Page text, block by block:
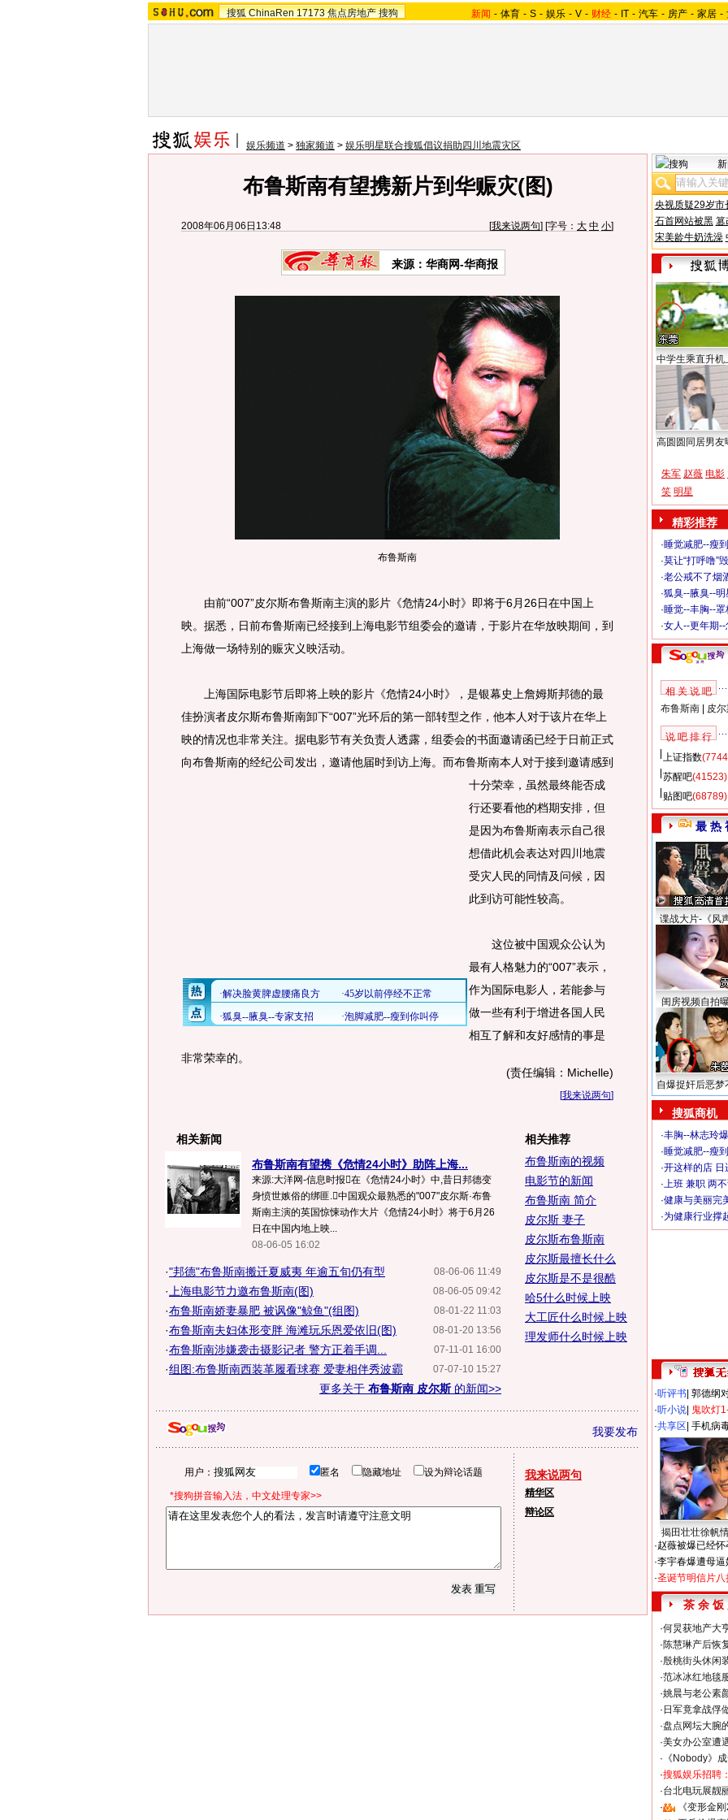
搜狐 ChinaRen 17173 焦点房地产 搜狗 新闻 - 体育 - S - 娱乐 - V - 财经 - IT - 汽车 - 房产 - 家居 -
娱乐频道 > 独家频道 > 娱乐明星联合搜狐倡议捐助四川地震灾区
布鲁斯南有望携新片到华赈灾(图)
2008年06月06日13:48 [我来说两句] [字号： 大 中 小]
来源：华商网-华商报
布鲁斯南
由前“007”皮尔斯布鲁斯南主演的影片《危情24小时》即将于6月26日在中国上
映。据悉，日前布鲁斯南已经接到上海电影节组委会的邀请，于影片在华放映期间，到
上海做一场特别的赈灾义映活动。
上海国际电影节后即将上映的影片《危情24小时》，是银幕史上詹姆斯邦德的最
佳扮演者皮尔斯布鲁斯南卸下“007”光环后的第一部转型之作，他本人对于该片在华上
映的情况也非常关注。据电影节有关负责人透露，组委会的书面邀请函已经于日前正式
向布鲁斯南的经纪公司发出，邀请他届时到访上海。 而布鲁斯南本人对于接到邀请感到
十分荣幸，虽然最终能否成
行还要看他的档期安排，但
是因为布鲁斯南表示自己很
想借此机会表达对四川地震
受灾人民的同情及问候，因
此到访可能性较高。
这位被中国观众公认为
最有人格魅力的“007”表示，
作为国际电影人，若能参与
做一些有利于增进各国人民
相互了解和友好感情的事是
非常荣幸的。
(责任编辑：Michelle)
[我来说两句]
相关新闻
布鲁斯南有望携《危情24小时》助阵上海...
来源:大洋网-信息时报在《危情24小时》中,昔日邦德变
身愤世嫉俗的绑匪.中国观众最熟悉的"007"皮尔斯·布鲁
斯南主演的英国惊悚动作大片《危情24小时》将于6月26
日在中国内地上映...
08-06-05 16:02
08-06-06 11:49
·"邦德"布鲁斯南搬迁夏威夷 年逾五旬仍有型
08-06-05 09:42
· 上海电影节力邀布鲁斯南(图)
08-01-22 11:03
·布鲁斯南娇妻暴肥 被讽像"鲸鱼"(组图)
08-01-20 13:56
·布鲁斯南夫妇体形变胖 海滩玩乐恩爱依旧(图)
07-11-01 16:00
·布鲁斯南涉嫌袭击摄影记者 警方正着手调...
07-07-10 15:27
·组图:布鲁斯南西装革履看球赛 爱妻相伴秀波霸
更多关于 布鲁斯南 皮尔斯 的新闻>>
相关推荐
布鲁斯南的视频
电影节的新闻
布鲁斯南 简介
皮尔斯 妻子
皮尔斯布鲁斯南
皮尔斯最擅长什么
皮尔斯是不是很酷
哈5什么时候上映
大工匠什么时候上映
理发师什么时候上映
我要发布
用户： 匿名 隐藏地址 设为辩论话题
*搜狗拼音输入法，中文处理专家>>
我来说两句
精华区
辩论区
央视质疑29岁市
石首网站被黑 篡
宋美龄牛奶洗澡
中学生乘直升机
高圆圆同居男友
朱军 赵薇 电影
笑 明星
精彩推荐
·睡觉减肥--瘦
·莫让“打呼噜”
·老公戒不了烟
·狐臭--腋臭--明
·睡觉--丰胸--
·女人--更年期--
相 关 说 吧
布鲁斯南| 皮
说 吧 排 行
上证指数
苏醒吧(41523)
贴图吧(68789)
最 热
谍战大片-《风
闺房视频自拍
自爆捉奸后恶梦
搜狐商机
·丰胸--林志玲
·睡觉减肥--瘦
·开这样的店 日
·上班 兼职 两
·健康与美丽完
·为健康行业撑
·听评书 郭德纲
·听小说 鬼吹灯
·共享区 手机病
揭田壮壮徐帆
·赵薇被爆已经怀
·李宇春爆遭母逼
·圣诞节明信片八
茶 余 饭
·何炅获地产大
·陈慧琳产后恢
·殷桃街头休闲
·范冰冰红地毯
·姚晨与老公素
· 日军竟拿战俘
·盘点网坛大腕
·美女办公室遭
· 《Nobody》
·搜狐娱乐招聘
·台北电玩展靓
·
《变形金